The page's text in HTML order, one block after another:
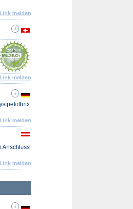
melden
melden
melden
Anschluss
melden